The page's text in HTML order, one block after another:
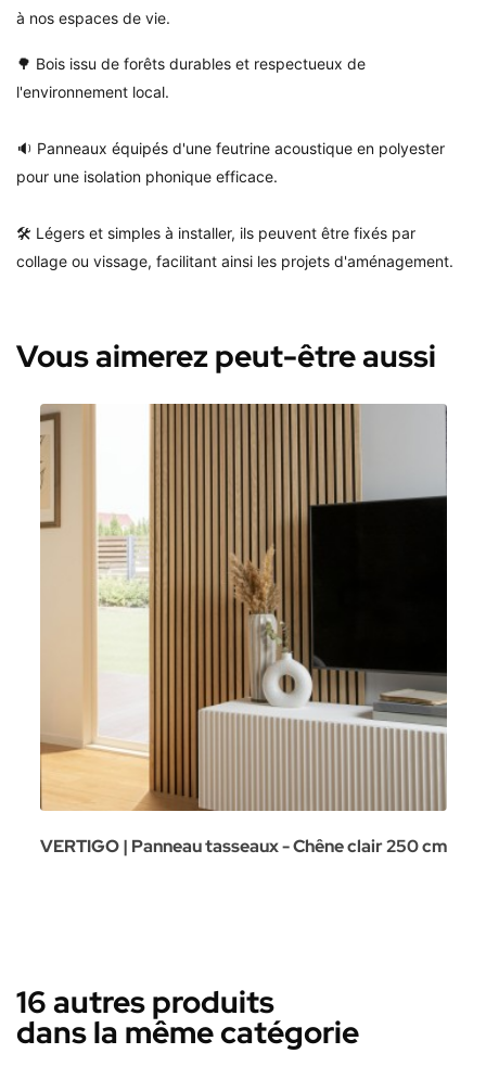
à nos espaces de vie.
🌳 Bois issu de forêts durables et respectueux de
l'environnement local.
🔉 Panneaux équipés d'une feutrine acoustique en polyester
pour une isolation phonique efficace.
🛠️ Légers et simples à installer, ils peuvent être fixés par
collage ou vissage, facilitant ainsi les projets d'aménagement.
Vous aimerez peut-être aussi
VERTIGO | Panneau tasseaux - Chêne clair 250 cm
16 autres produits
dans la même catégorie